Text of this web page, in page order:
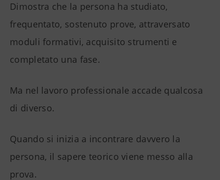
Dimostra che la persona ha studiato,
frequentato, sostenuto prove, attraversato
moduli formativi, acquisito strumenti e
completato una fase.
Ma nel lavoro professionale accade qualcosa
di diverso.
Quando si inizia a incontrare davvero la
persona, il sapere teorico viene messo alla
prova.